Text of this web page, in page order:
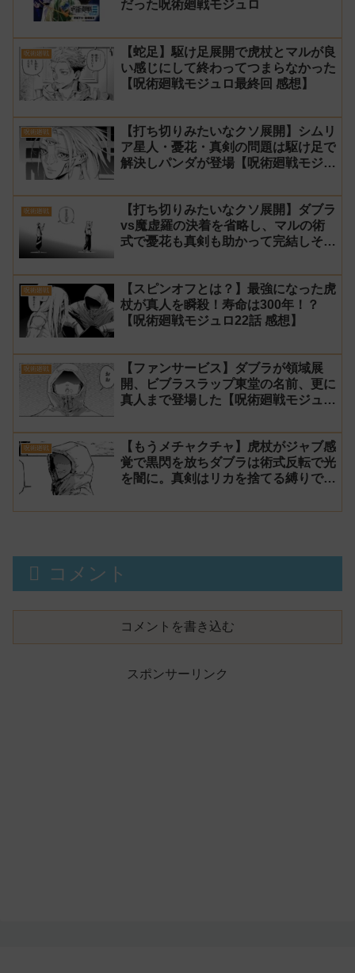
だった呪術廻戦モジュロ
呪術廻戦
【蛇足】駆け足展開で虎杖とマルが良
い感じにして終わってつまらなかった
【呪術廻戦モジュロ最終回 感想】
呪術廻戦
【打ち切りみたいなクソ展開】シムリ
ア星人・憂花・真剣の問題は駆け足で
解決しパンダが登場【呪術廻戦モジュ
呪術廻戦
【打ち切りみたいなクソ展開】ダブラ
vs魔虚羅の決着を省略し、マルの術
式で憂花も真剣も助かって完結しそう
呪術廻戦
【スピンオフとは？】最強になった虎
杖が真人を瞬殺！寿命は300年！？
【呪術廻戦モジュロ22話 感想】
呪術廻戦
【ファンサービス】ダブラが領域展
開、ビブラスラップ東堂の名前、更に
真人まで登場した【呪術廻戦モジュロ
呪術廻戦
【もうメチャクチャ】虎杖がジャブ感
覚で黒閃を放ちダブラは術式反転で光
を闇に。真剣はリカを捨てる縛りでマ
想】
コメント
コメントを書き込む
スポンサーリンク